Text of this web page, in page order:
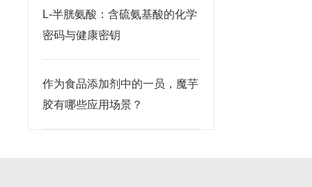
L-半胱氨酸：含硫氨基酸的化学
密码与健康密钥
作为食品添加剂中的一员，魔芋
胶有哪些应用场景？